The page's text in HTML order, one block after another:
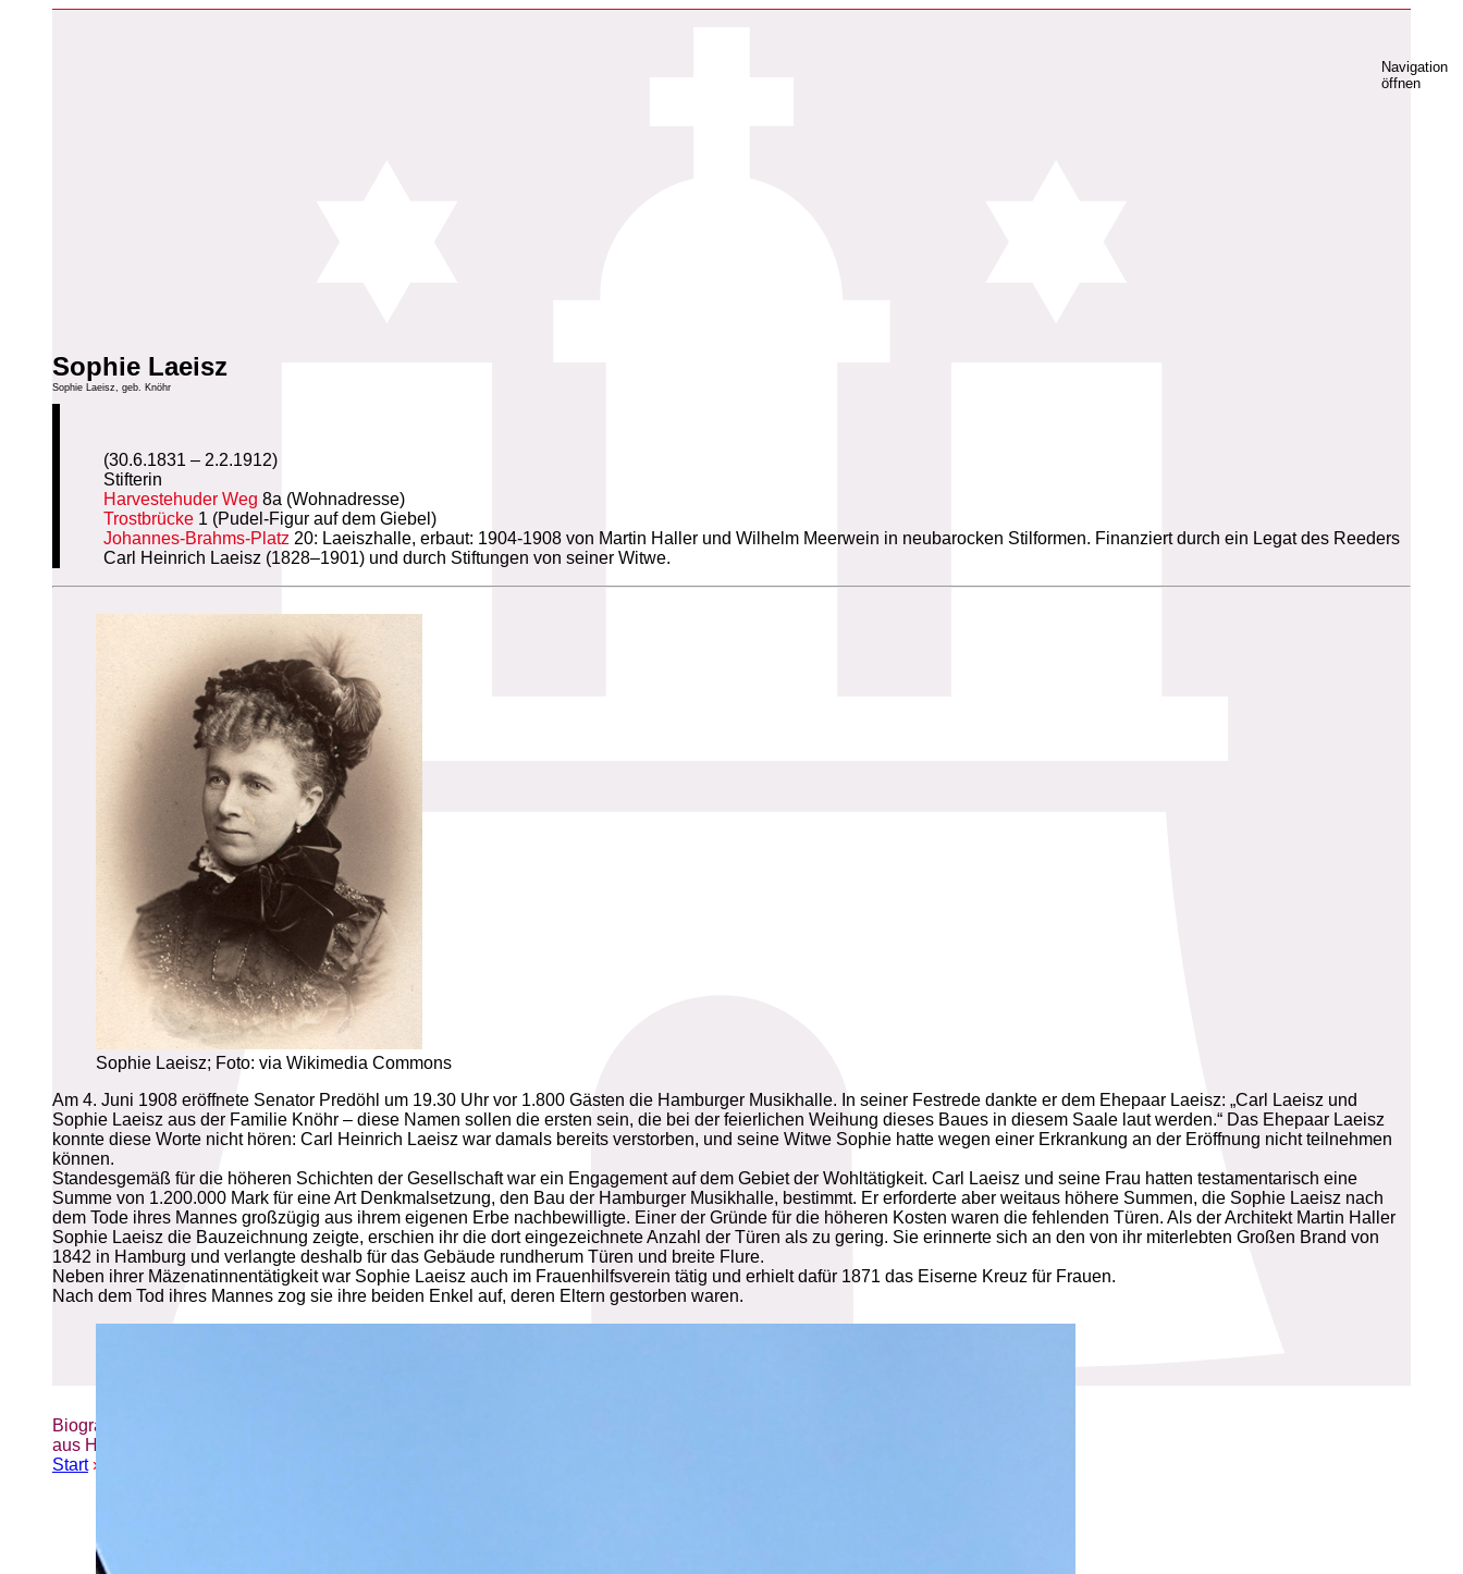
Biografien-Datenbank: Frauen
aus Hamburg
Start»
Navigation
öffnen
Sophie Laeisz
Sophie Laeisz, geb. Knöhr
(30.6.1831 – 2.2.1912)
Stifterin
Harvestehuder Weg 8a (Wohnadresse)
Trostbrücke 1 (Pudel-Figur auf dem Giebel)
Johannes-Brahms-Platz 20: Laeiszhalle, erbaut: 1904-1908 von Martin Haller und Wilhelm Meerwein in neubarocken Stilformen. Finanziert durch ein Legat des Reeders
Carl Heinrich Laeisz (1828–1901) und durch Stiftungen von seiner Witwe.
Sophie Laeisz; Foto: via Wikimedia Commons
Am 4. Juni 1908 eröffnete Senator Predöhl um 19.30 Uhr vor 1.800 Gästen die Hamburger Musikhalle. In seiner Festrede dankte er dem Ehepaar Laeisz: „Carl Laeisz und
Sophie Laeisz aus der Familie Knöhr – diese Namen sollen die ersten sein, die bei der feierlichen Weihung dieses Baues in diesem Saale laut werden.“ Das Ehepaar Laeisz
konnte diese Worte nicht hören: Carl Heinrich Laeisz war damals bereits verstorben, und seine Witwe Sophie hatte wegen einer Erkrankung an der Eröffnung nicht teilnehmen
können.
Standesgemäß für die höheren Schichten der Gesellschaft war ein Engagement auf dem Gebiet der Wohltätigkeit. Carl Laeisz und seine Frau hatten testamentarisch eine
Summe von 1.200.000 Mark für eine Art Denkmalsetzung, den Bau der Hamburger Musikhalle, bestimmt. Er erforderte aber weitaus höhere Summen, die Sophie Laeisz nach
dem Tode ihres Mannes großzügig aus ihrem eigenen Erbe nachbewilligte. Einer der Gründe für die höheren Kosten waren die fehlenden Türen. Als der Architekt Martin Haller
Sophie Laeisz die Bauzeichnung zeigte, erschien ihr die dort eingezeichnete Anzahl der Türen als zu gering. Sie erinnerte sich an den von ihr miterlebten Großen Brand von
1842 in Hamburg und verlangte deshalb für das Gebäude rundherum Türen und breite Flure.
Neben ihrer Mäzenatinnentätigkeit war Sophie Laeisz auch im Frauenhilfsverein tätig und erhielt dafür 1871 das Eiserne Kreuz für Frauen.
Nach dem Tod ihres Mannes zog sie ihre beiden Enkel auf, deren Eltern gestorben waren.